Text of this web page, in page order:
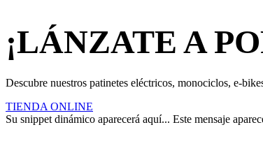
¡LÁNZATE A
Descubre nuestros patinetes eléctricos, monociclos, e-
TIENDA ONLINE
Su snippet dinámico aparecerá aquí... Este mensaje